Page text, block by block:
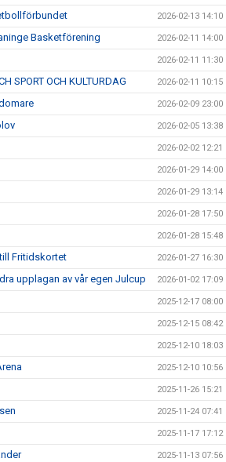
2026-02-13 14:10
Basketförening 2026-02-11 14:00
2026-02-11 11:30
SPORT OCH KULTURDAG 2026-02-11 10:15
2026-02-09 23:00
2026-02-05 13:38
2026-02-02 12:21
2026-01-29 14:00
2026-01-29 13:14
2026-01-28 17:50
2026-01-28 15:48
Fritidskortet 2026-01-27 16:30
upplagan av vår egen Julcup 2026-01-02 17:09
2025-12-17 08:00
2025-12-15 08:42
2025-12-10 18:03
2025-12-10 10:56
2025-11-26 15:21
2025-11-24 07:41
2025-11-17 17:12
2025-11-13 07:56